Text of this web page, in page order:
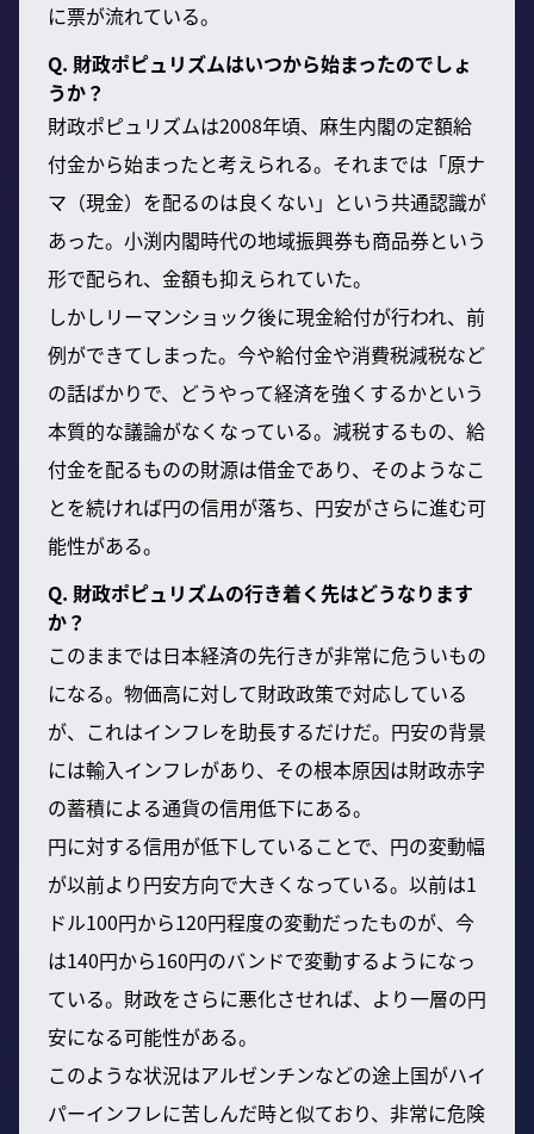
に票が流れている。
Q. 財政ポピュリズムはいつから始まったのでしょ
うか？
財政ポピュリズムは2008年頃、麻生内閣の定額給
付金から始まったと考えられる。それまでは「原ナ
マ（現金）を配るのは良くない」という共通認識が
あった。小渕内閣時代の地域振興券も商品券という
形で配られ、金額も抑えられていた。
しかしリーマンショック後に現金給付が行われ、前
例ができてしまった。今や給付金や消費税減税など
の話ばかりで、どうやって経済を強くするかという
本質的な議論がなくなっている。減税するもの、給
付金を配るものの財源は借金であり、そのようなこ
とを続ければ円の信用が落ち、円安がさらに進む可
能性がある。
Q. 財政ポピュリズムの行き着く先はどうなります
か？
このままでは日本経済の先行きが非常に危ういもの
になる。物価高に対して財政政策で対応している
が、これはインフレを助長するだけだ。円安の背景
には輸入インフレがあり、その根本原因は財政赤字
の蓄積による通貨の信用低下にある。
円に対する信用が低下していることで、円の変動幅
が以前より円安方向で大きくなっている。以前は1
ドル100円から120円程度の変動だったものが、今
は140円から160円のバンドで変動するようになっ
ている。財政をさらに悪化させれば、より一層の円
安になる可能性がある。
このような状況はアルゼンチンなどの途上国がハイ
パーインフレに苦しんだ時と似ており、非常に危険